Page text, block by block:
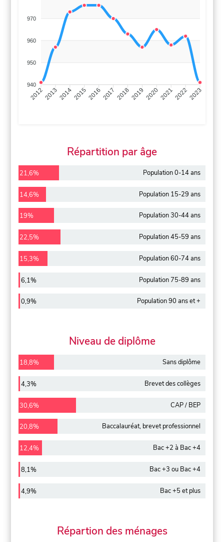
970
960
950
940
201220132014201520162017 20182019 2020202120222023
Répartition par âge
21,6% Population 0-14 ans
14,6% Population 15-29 ans
19% Population 30-44 ans
22,5% Population 45-59 ans
15,3% Population 60-74 ans
6,1% Population 75-89 ans
0,9% Population 90 ans et +
Niveau de diplôme
18,8% Sans diplôme
4,3% Brevet des collèges
30,6% CAP / BEP
20,8% Baccalauréat, brevet professionnel
12,4% Bac +2 à Bac +4
8,1% Bac +3 ou Bac +4
4,9% Bac +5 et plus
Répartion des ménages